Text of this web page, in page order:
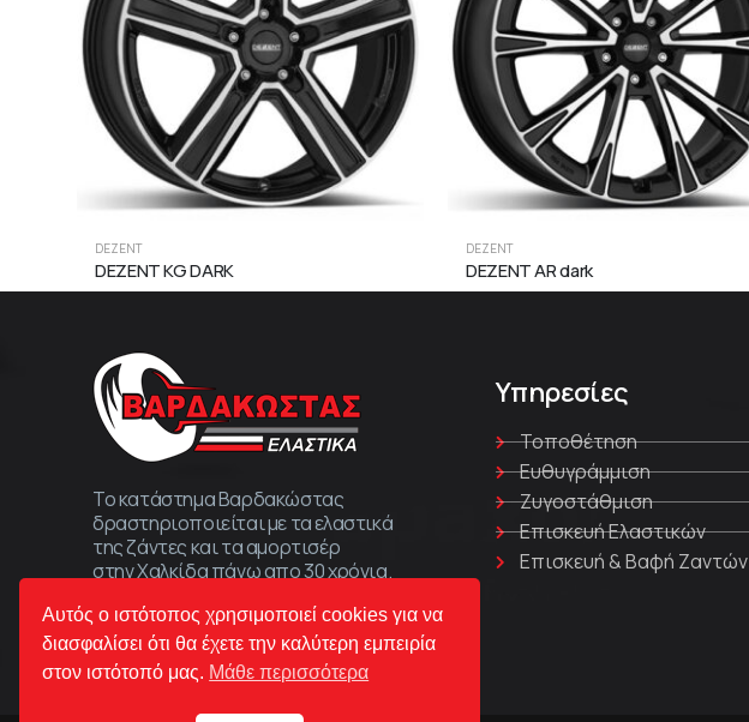
DEZENT
DEZENT KG DARK
DEZENT
DEZENT AR dark
Το κατάστημα Βαρδακώστας
δραστηριοποιείται με τα ελαστικά
της ζάντες και τα αμορτισέρ
στην Χαλκίδα πάνω απο 30 χρόνια.
Υπηρεσίες
Τοποθέτηση
Ευθυγράμμιση
Ζυγοστάθμιση
Επισκευή Ελαστικών
Επισκευή & Βαφή Ζαντών
Αυτός ο ιστότοπος χρησιμοποιεί cookies για να
διασφαλίσει ότι θα έχετε την καλύτερη εμπειρία
στον ιστότοπό μας. Μάθε περισσότερα